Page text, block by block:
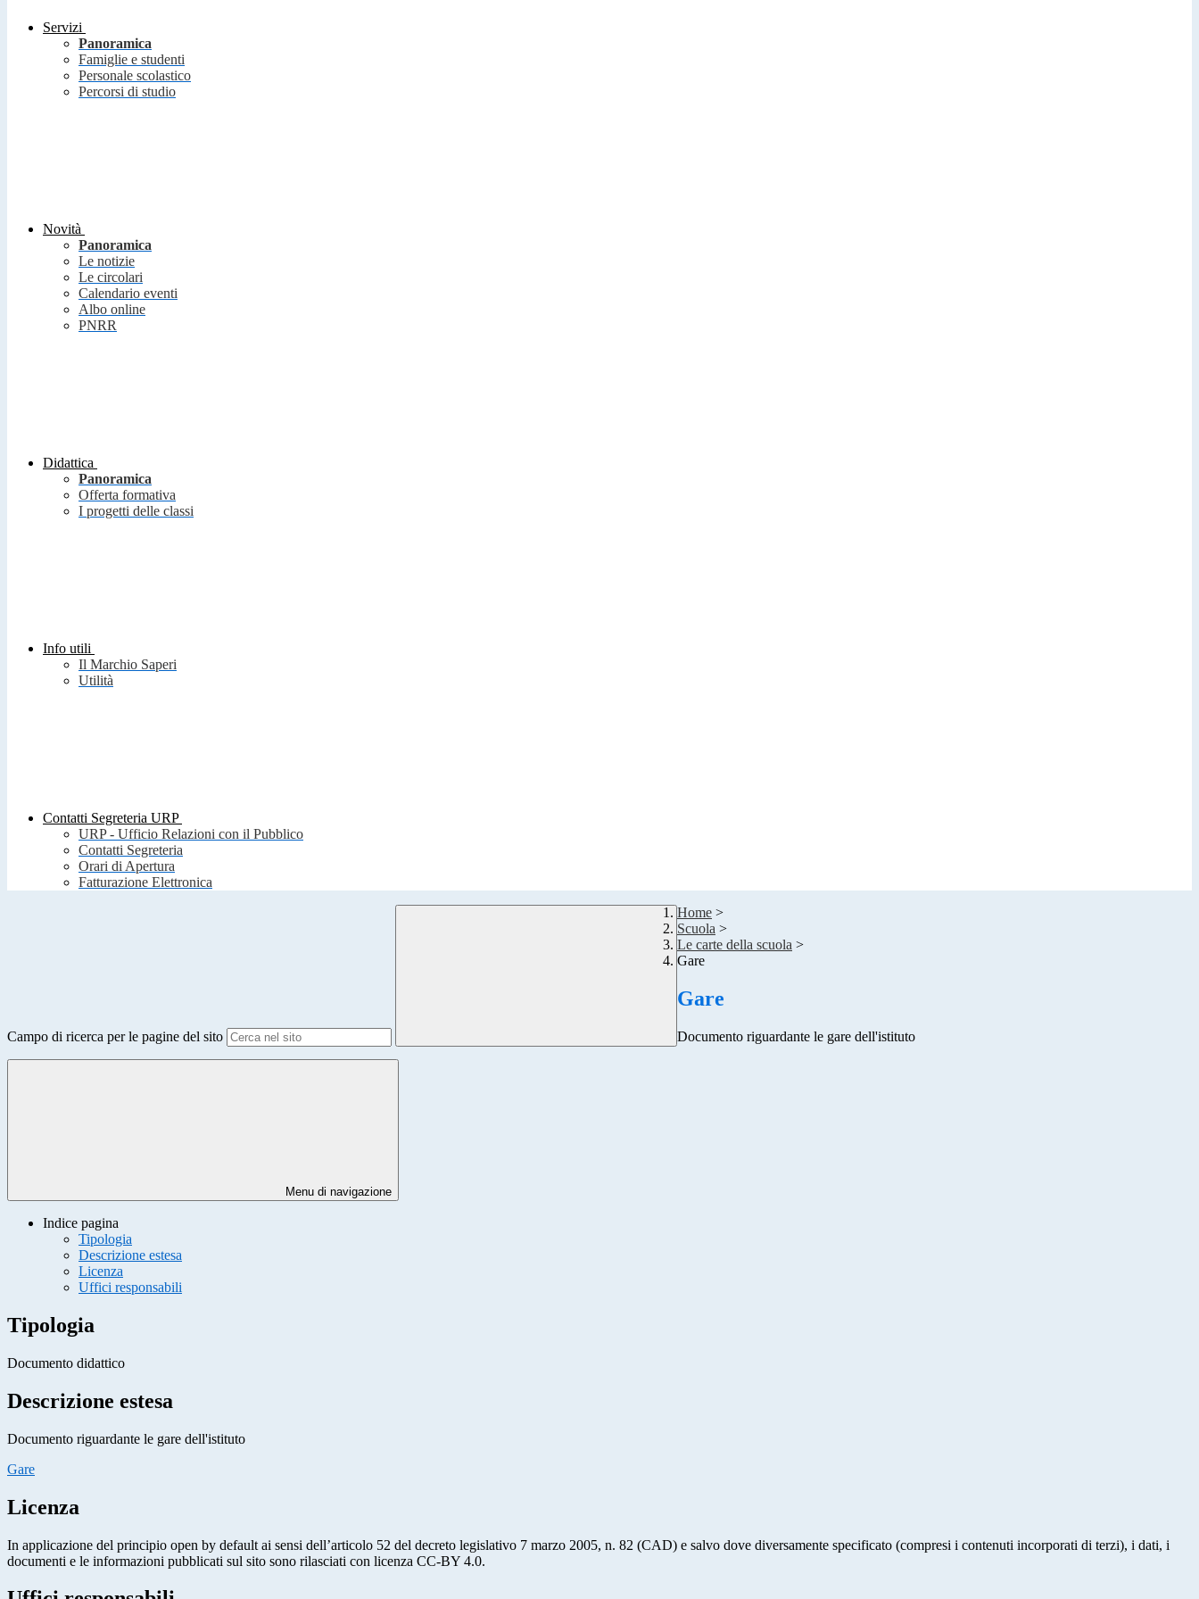
Servizi
Panoramica
Famiglie e studenti
Personale scolastico
Percorsi di studio
Novità
Panoramica
Le notizie
Le circolari
Calendario eventi
Albo online
PNRR
Didattica
Panoramica
Offerta formativa
I progetti delle classi
Info utili
Il Marchio Saperi
Utilità
Contatti Segreteria URP
URP - Ufficio Relazioni con il Pubblico
Contatti Segreteria
Orari di Apertura
Fatturazione Elettronica
Campo di ricerca per le pagine del sito
Home >
Scuola >
Le carte della scuola >
Gare
Gare
Documento riguardante le gare dell'istituto
Menu di navigazione
Indice pagina
Tipologia
Descrizione estesa
Licenza
Uffici responsabili
Tipologia
Documento didattico
Descrizione estesa
Documento riguardante le gare dell'istituto
Gare
Licenza
In applicazione del principio open by default ai sensi dell’articolo 52 del decreto legislativo 7 marzo 2005, n. 82 (CAD) e salvo dove diversamente specificato (compresi i contenuti incorporati di terzi), i dati, i
documenti e le informazioni pubblicati sul sito sono rilasciati con licenza CC-BY 4.0.